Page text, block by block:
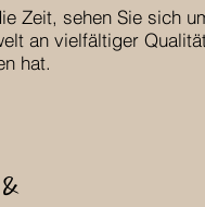
Zeit, sehen Sie sich
an vielfältiger
hat.
&